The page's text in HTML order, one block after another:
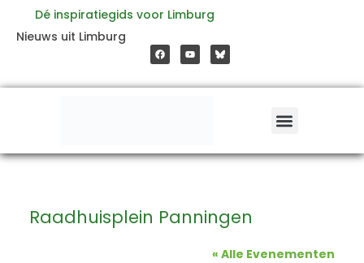
inhoud
Dé inspiratiegids voor Limburg
Nieuws uit Limburg
a
c
e
o
o
o
u
t
b
e
Raadhuisplein Panningen
« Alle Evenementen